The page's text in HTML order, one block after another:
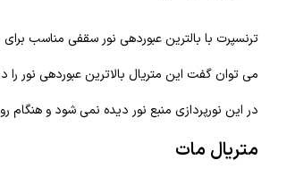
ترنسپرت با بالترین عبوردهی نور سقفی مناسب
می توان گفت این متریال بالاترین عبوردهی نور
در این نورپردازی منبع نور دیده نمی شود و
متریال مات